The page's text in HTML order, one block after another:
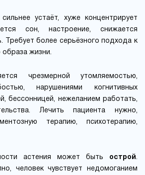
устаёт, хуже концентрирует
сон, настроение, снижается
Требует более серьёзного подхода к
жизни.
чрезмерной утомляемостью,
нарушениями когнитивных
бессонницей, нежеланием работать,
Лечить пациента нужно,
терапию, психотерапию,
астения может быть острой.
человек чувствует недомоганием